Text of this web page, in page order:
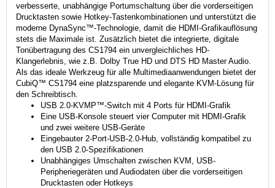
verbesserte, unabhängige Portumschaltung über die vorderseitigen
Drucktasten sowie Hotkey-Tastenkombinationen und unterstützt die
moderne DynaSync™-Technologie, damit die HDMI-Grafikauflösung
stets die Maximale ist. Zusätzlich bietet die integrierte, digitale
Tonübertragung des CS1794 ein unvergleichliches HD-
Klangerlebnis, wie z.B. Dolby True HD und DTS HD Master Audio.
Als das ideale Werkzeug für alle Multimediaanwendungen bietet der
CubiQ™ CS1794 eine platzsparende und elegante KVM-Lösung für
den Schreibtisch.
USB 2.0-KVMP™-Switch mit 4 Ports für HDMI-Grafik
Eine USB-Konsole steuert vier Computer mit HDMI-Grafik
und zwei weitere USB-Geräte
Eingebauter 2-Port-USB-2.0-Hub, vollständig kompatibel zu
den USB 2.0-Spezifikationen
Unabhängiges Umschalten zwischen KVM, USB-
Peripheriegeräten und Audiodaten über die vorderseitigen
Drucktasten oder Hotkeys